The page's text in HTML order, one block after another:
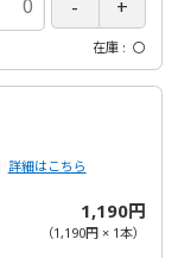
在庫 〇
詳細はこちら
1,190円
（1,190円× 1本）